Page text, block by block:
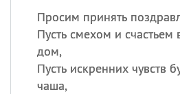
Просим принять
Пусть смехом и счастьем
дом,
Пусть искренних чувств
чаша,